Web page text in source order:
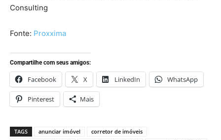
Consulting
Fonte: Proxxima
Compartilhe com seus amigos:
Facebook X LinkedIn WhatsApp
Pinterest Mais
TAGS anunciar imóvel
corretor de imóveis